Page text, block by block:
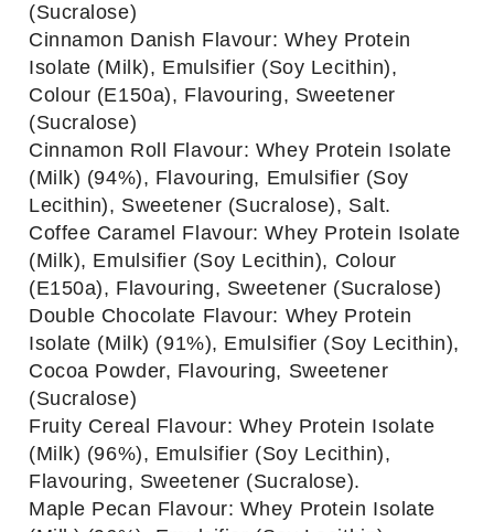
(Sucralose)
Cinnamon Danish Flavour: Whey Protein
Isolate (Milk), Emulsifier (Soy Lecithin),
Colour (E150a), Flavouring, Sweetener
(Sucralose)
Cinnamon Roll Flavour: Whey Protein Isolate
(Milk) (94%), Flavouring, Emulsifier (Soy
Lecithin), Sweetener (Sucralose), Salt.
Coffee Caramel Flavour: Whey Protein Isolate
(Milk), Emulsifier (Soy Lecithin), Colour
(E150a), Flavouring, Sweetener (Sucralose)
Double Chocolate Flavour: Whey Protein
Isolate (Milk) (91%), Emulsifier (Soy Lecithin),
Cocoa Powder, Flavouring, Sweetener
(Sucralose)
Fruity Cereal Flavour: Whey Protein Isolate
(Milk) (96%), Emulsifier (Soy Lecithin),
Flavouring, Sweetener (Sucralose).
Maple Pecan Flavour: Whey Protein Isolate